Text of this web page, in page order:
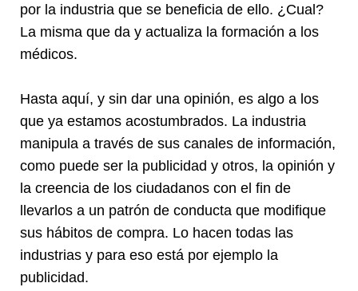
por la industria que se beneficia de ello. ¿Cual?
La misma que da y actualiza la formación a los
médicos.
Hasta aquí, y sin dar una opinión, es algo a los
que ya estamos acostumbrados. La industria
manipula a través de sus canales de información,
como puede ser la publicidad y otros, la opinión y
la creencia de los ciudadanos con el fin de
llevarlos a un patrón de conducta que modifique
sus hábitos de compra. Lo hacen todas las
industrias y para eso está por ejemplo la
publicidad.